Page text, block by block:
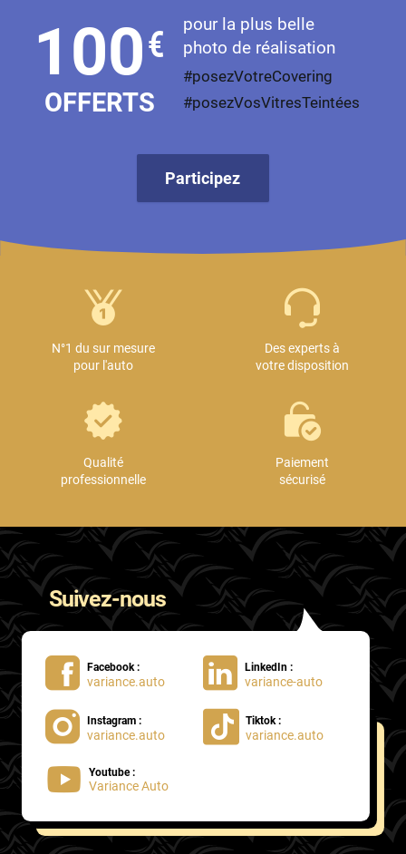
Plymouth
Pontiac
Renault
Rover
Saturn
Scania
Seat
Skoda
100€
OFFERTS
pour la plus belle
photo de réalisation
#posezVotreCovering
#posezVosVitresTeintées
Participez
N°1 du sur mesure
pour l'auto
Des experts à
votre disposition
Qualité
professionnelle
Paiement
sécurisé
Suivez-nous
Facebook :
variance.auto
LinkedIn :
variance-auto
Instagram :
variance.auto
Tiktok :
variance.auto
Youtube :
Variance Auto